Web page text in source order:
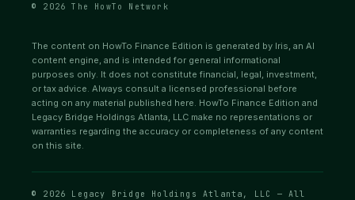
© 2026 The HowTo Network
The content on HowTo Finance Edition is generated by Iris, an AI
content engine, and is intended for general informational
purposes only. It does not constitute financial, legal, investment,
or tax advice. Always consult a licensed professional before
acting on any material published here. HowTo Finance Edition and
Legacy Bridge Holdings Atlanta, LLC make no representations or
warranties regarding the accuracy or completeness of any content
on this site.
© 2026 Legacy Bridge Holdings Atlanta, LLC — All